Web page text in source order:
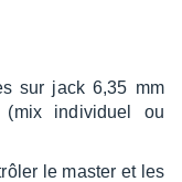
sur jack 6,35 mm
(mix indi­vi­duel ou
le master et les